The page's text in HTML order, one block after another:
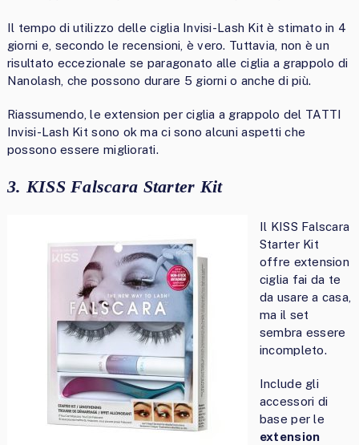
Il tempo di utilizzo delle ciglia Invisi-Lash Kit è stimato in 4
giorni e, secondo le recensioni, è vero. Tuttavia, non è un
risultato eccezionale se paragonato alle ciglia a grappolo di
Nanolash, che possono durare 5 giorni o anche di più.
Riassumendo, le extension per ciglia a grappolo del TATTI
Invisi-Lash Kit sono ok ma ci sono alcuni aspetti che
possono essere migliorati.
3. KISS Falscara Starter Kit
Il KISS Falscara
Starter Kit
offre extension
ciglia fai da te
da usare a casa,
ma il set
sembra essere
incompleto.
Include gli
accessori di
base per le
extension